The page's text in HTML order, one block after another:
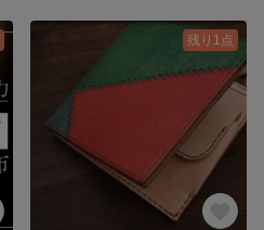
残り1点